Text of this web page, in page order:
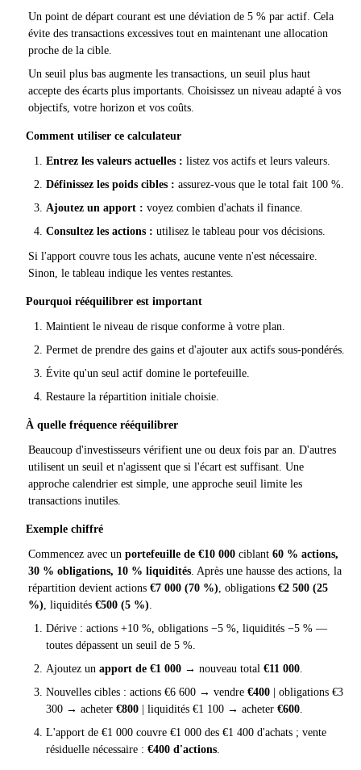
Un point de départ courant est une déviation de 5 % par actif. Cela
évite des transactions excessives tout en maintenant une allocation
proche de la cible.
Un seuil plus bas augmente les transactions, un seuil plus haut
accepte des écarts plus importants. Choisissez un niveau adapté à vos
objectifs, votre horizon et vos coûts.
Comment utiliser ce calculateur
Entrez les valeurs actuelles : listez vos actifs et leurs valeurs.
Définissez les poids cibles : assurez-vous que le total fait 100 %.
Ajoutez un apport : voyez combien d'achats il finance.
Consultez les actions : utilisez le tableau pour vos décisions.
Si l'apport couvre tous les achats, aucune vente n'est nécessaire.
Sinon, le tableau indique les ventes restantes.
Pourquoi rééquilibrer est important
Maintient le niveau de risque conforme à votre plan.
Permet de prendre des gains et d'ajouter aux actifs sous-pondérés.
Évite qu'un seul actif domine le portefeuille.
Restaure la répartition initiale choisie.
À quelle fréquence rééquilibrer
Beaucoup d'investisseurs vérifient une ou deux fois par an. D'autres
utilisent un seuil et n'agissent que si l'écart est suffisant. Une
approche calendrier est simple, une approche seuil limite les
transactions inutiles.
Exemple chiffré
Commencez avec un portefeuille de €10 000 ciblant 60 % actions,
30 % obligations, 10 % liquidités . Après une hausse des actions, la
répartition devient actions €7 000 (70 %) , obligations €2 500 (25
%) , liquidités €500 (5 %)
Dérive : actions +10 %, obligations −5 %, liquidités −5 % —
toutes dépassent un seuil de 5 %.
Ajoutez un apport de €1 000 → nouveau total €11 000
Nouvelles cibles : actions €6 600 → vendre €400 | obligations €3
300 → acheter €800 | liquidités €1 100 → acheter €600
L'apport de €1 000 couvre €1 000 des €1 400 d'achats ; vente
résiduelle nécessaire : €400 d'actions